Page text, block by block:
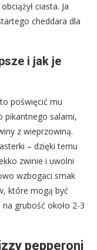
ciasta. Ja
cheddara dla
i jak je
poświęcić mu
pikantnego salami,
z wieprzowiną.
– dzięki temu
zwinie i uwolni
wzbogaci smak
które mogą być
grubość około 2-3
pepperoni